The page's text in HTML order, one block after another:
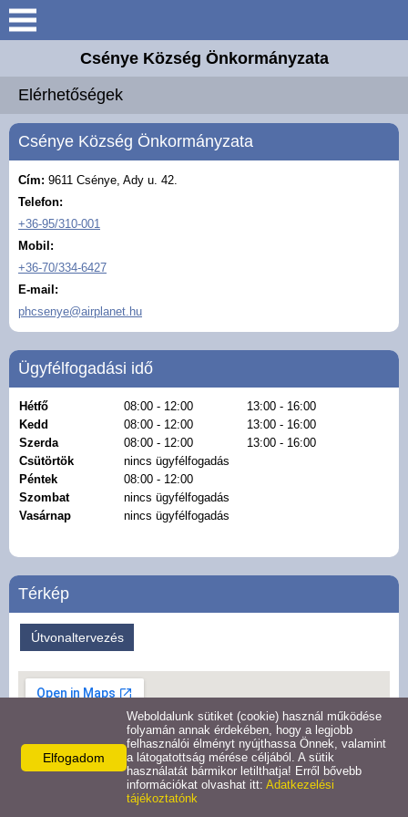
Keresés
Elérhetőségek
Önkormányzat
Közös Hivatal
Intézmények
Széchenyi 2020 Európai
Uniós támogatás
Magyar Falu Program
Hirdetmények
Koronavírus
Civil szervezetek
Közművelődés
Turizmus
Látnivalók
Csénye Község Önkormányzata
Elérhetőségek
Csénye Község Önkormányzata
Cím: 9611 Csénye, Ady u. 42.
Telefon:
+36-95/310-001
Mobil:
+36-70/334-6427
E-mail:
phcsenye@airplanet.hu
Ügyfélfogadási idő
Hétfő 08:00 - 12:00
13:00 - 16:00
Kedd
08:00 - 12:00
13:00 - 16:00
Szerda
08:00 - 12:00
13:00 - 16:00
Csütörtök
nincs ügyfélfogadás
Péntek
08:00 - 12:00
Szombat
nincs ügyfélfogadás
Vasárnap
nincs ügyfélfogadás
Térkép
Útvonaltervezés
Elfogadom
Weboldalunk sütiket (cookie) használ működése
folyamán annak érdekében, hogy a legjobb
felhasználói élményt nyújthassa Önnek, valamint
a látogatottság mérése céljából. A sütik
használatát bármikor letilthatja! Erről bővebb
információkat olvashat itt: Adatkezelési
tájékoztatónk